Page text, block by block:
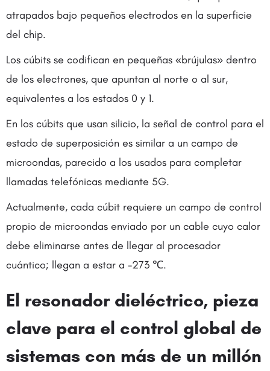
atrapados bajo pequeños electrodos en la superficie
del chip.
Los cúbits se codifican en pequeñas «brújulas» dentro
de los electrones, que apuntan al norte o al sur,
equivalentes a los estados 0 y 1.
En los cúbits que usan silicio, la señal de control para el
estado de superposición es similar a un campo de
microondas, parecido a los usados para completar
llamadas telefónicas mediante 5G.
Actualmente, cada cúbit requiere un campo de control
propio de microondas enviado por un cable cuyo calor
debe eliminarse antes de llegar al procesador
cuántico; llegan a estar a -273 ℃.
El resonador dieléctrico, pieza
clave para el control global de
sistemas con más de un millón